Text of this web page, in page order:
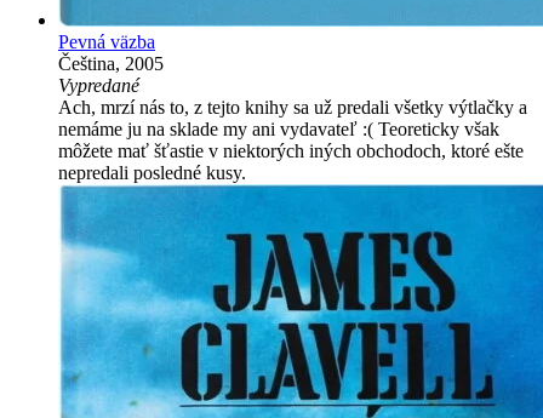
Pevná väzba
Čeština, 2005
Vypredané
Ach, mrzí nás to, z tejto knihy sa už predali všetky výtlačky a
nemáme ju na sklade my ani vydavateľ :( Teoreticky však
môžete mať šťastie v niektorých iných obchodoch, ktoré ešte
nepredali posledné kusy.